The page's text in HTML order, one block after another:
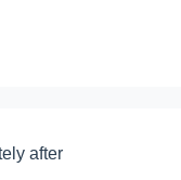
after